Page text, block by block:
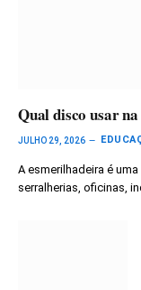
Qual disco usar
JULHO 29, 2026
A esmerilhadeira é
serralherias, oficinas,